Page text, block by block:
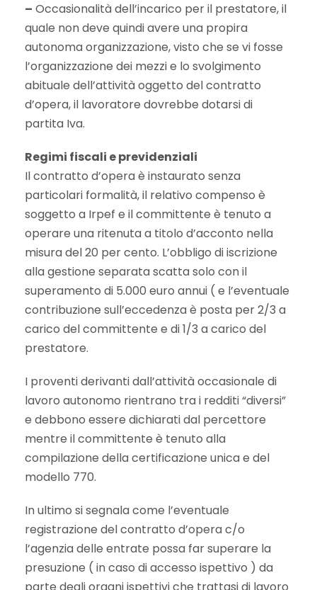
– Occasionalità dell’incarico per il prestatore, il
quale non deve quindi avere una propira
autonoma organizzazione, visto che se vi fosse
l’organizzazione dei mezzi e lo svolgimento
abituale dell’attività oggetto del contratto
d’opera, il lavoratore dovrebbe dotarsi di
partita Iva.
Regimi fiscali e previdenziali
Il contratto d’opera è instaurato senza
particolari formalità, il relativo compenso è
soggetto a Irpef e il committente è tenuto a
operare una ritenuta a titolo d’acconto nella
misura del 20 per cento. L’obbligo di iscrizione
alla gestione separata scatta solo con il
superamento di 5.000 euro annui ( e l’eventuale
contribuzione sull’eccedenza è posta per 2/3 a
carico del committente e di 1/3 a carico del
prestatore.
I proventi derivanti dall’attività occasionale di
lavoro autonomo rientrano tra i redditi “diversi”
e debbono essere dichiarati dal percettore
mentre il committente è tenuto alla
compilazione della certificazione unica e del
modello 770.
In ultimo si segnala come l’eventuale
registrazione del contratto d’opera c/o
l’agenzia delle entrate possa far superare la
presuzione ( in caso di accesso ispettivo ) da